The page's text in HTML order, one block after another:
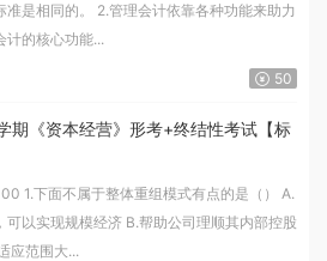
是相同的。 2.管理会计依靠各种功能来助力
计的核心功能...
50
期《资本经营》形考+终结性考试【标
1.下面不属于整体重组模式有点的是（） A.
以实现规模经济 B.帮助公司理顺其内部控股
应范围大...